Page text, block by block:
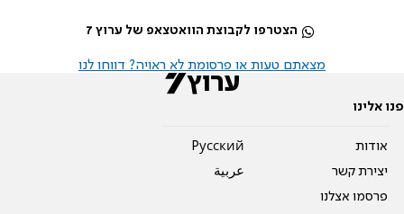
הצטרפו לקבוצת הוואטצאפ של ערוץ 7
מצאתם טעות או פרסומת לא ראויה? דווחו לנו
פנו אלינו
אודות
יצירת קשר
פרסמו אצלנו
Pусский
عربية